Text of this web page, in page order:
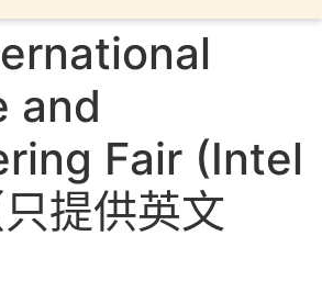
and
Fair (Intel
提供英文